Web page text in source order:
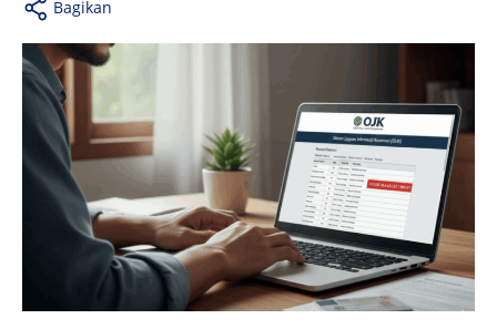
Bagikan